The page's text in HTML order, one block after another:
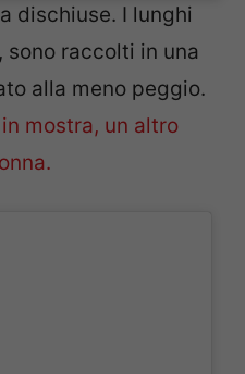
dischiuse. I lunghi
raccolti in una
alla meno peggio.
mostra, un altro